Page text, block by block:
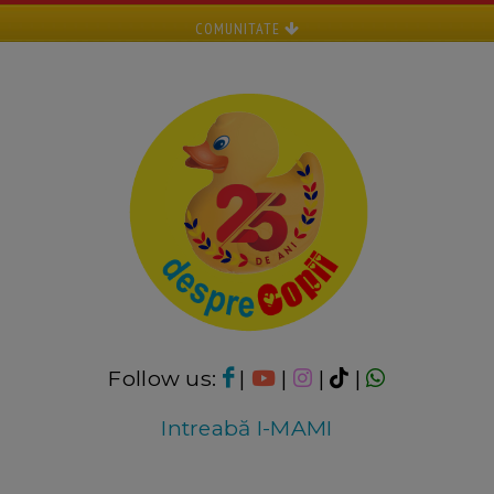
COMUNITATE
Follow us: | | |
|
Intreabă I-MAMI